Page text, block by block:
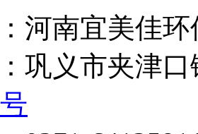
河南宜美佳
：巩义市夹